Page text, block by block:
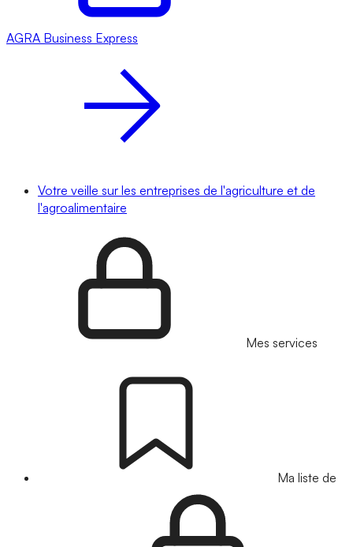
AGRA Business Express
Votre veille sur les entreprises de l'agriculture et de
l'agroalimentaire
Mes services
Ma liste de